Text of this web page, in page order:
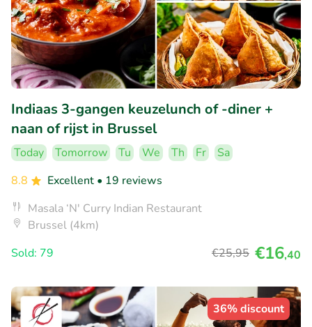
Indiaas 3-gangen keuzelunch of -diner +
naan of rijst in Brussel
Today Tomorrow Tu We Th Fr
Sa
8.8
Excellent • 19 reviews
Masala ‘N' Curry Indian Restaurant
Brussel (4km)
Sold: 79
€25,95 €16,40
36% discount